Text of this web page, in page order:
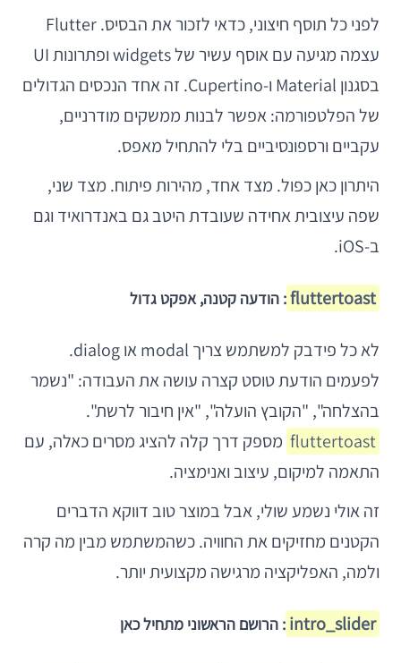
לפני כל תוסף חיצוני, כדאי לזכור את הבסיס. Flutter
עצמה מגיעה עם אוסף עשיר של widgets ופתרונות UI
בסגנון Material ו-Cupertino. זה אחד הנכסים הגדולים
של הפלטפורמה: אפשר לבנות ממשקים מודרניים,
עקביים ורספונסיביים בלי להתחיל מאפס.
היתרון כאן כפול. מצד אחד, מהירות פיתוח. מצד שני,
שפה עיצובית אחידה שעובדת היטב גם באנדרואיד וגם
ב-iOS.
fluttertoast: הודעה קטנה, אפקט גדול
לא כל פידבק למשתמש צריך modal או dialog.
לפעמים הודעת טוסט קצרה עושה את העבודה: "נשמר
בהצלחה", "הקובץ הועלה", "אין חיבור לרשת".
fluttertoast מספק דרך קלה להציג מסרים כאלה, עם
התאמה למיקום, עיצוב ואנימציה.
זה אולי נשמע שולי, אבל במוצר טוב דווקא הדברים
הקטנים מחזיקים את החוויה. כשהמשתמש מבין מה קרה
ולמה, האפליקציה מרגישה מקצועית יותר.
intro_slider : הרושם הראשוני מתחיל כאן